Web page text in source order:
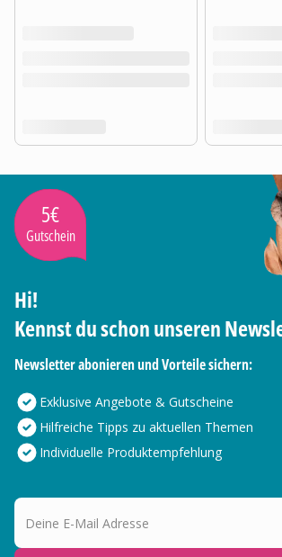
5€
Gutschein
Hi!
Kennst du schon unseren
Newsletter abonieren und Vorteile sichern:
Exklusive Angebote & Gutscheine
Hilfreiche Tipps zu aktuellen Themen
Individuelle Produktempfehlung
Deine E-Mail Adresse